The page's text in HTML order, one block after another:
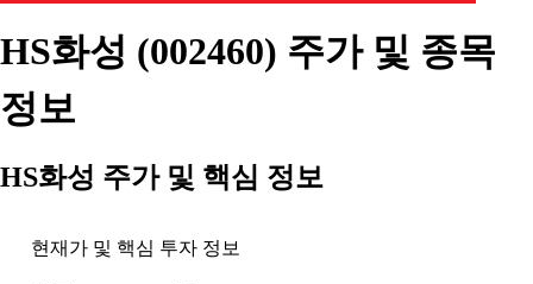
HS화성 (002460) 주가 및 종목
정보
HS화성 주가 및 핵심 정보
현재가 및 핵심 투자 정보